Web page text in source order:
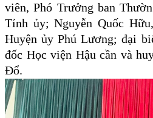
viên, Phó Trưởng ban
Tỉnh ủy; Nguyễn Quốc
Huyện ủy Phú Lương; đại
đốc Học viện Hậu cần và
Đổ.